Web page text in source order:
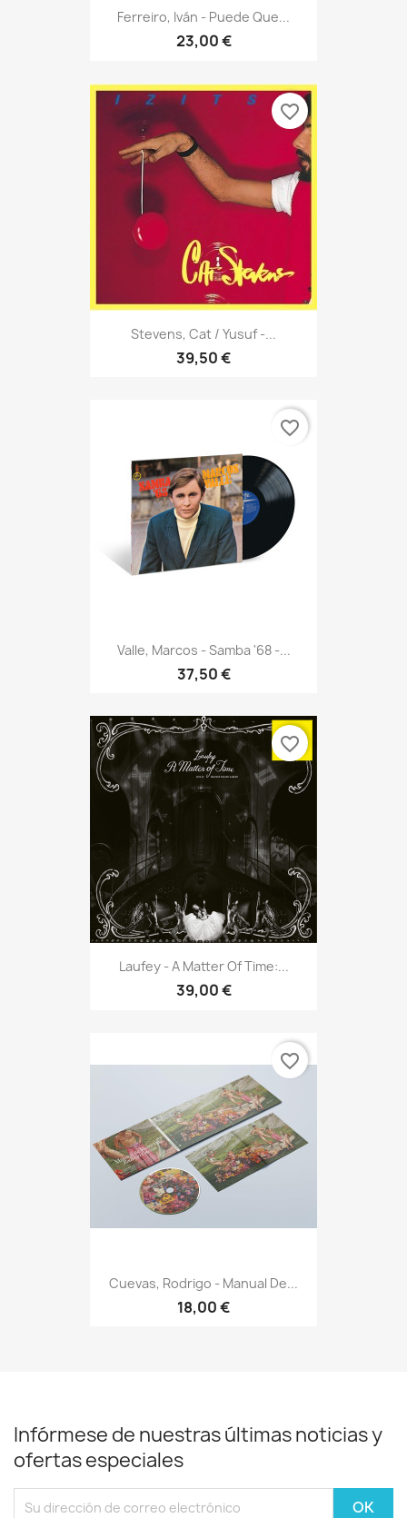
Ferreiro, Iván - Puede Que...
23,00 €
Stevens, Cat / Yusuf -...
39,50 €
favorite_border
Valle, Marcos - Samba '68 -...
37,50 €
favorite_border
Laufey - A Matter Of Time:...
39,00 €
favorite_border
Cuevas, Rodrigo - Manual De...
18,00 €
favorite_border
Infórmese de nuestras últimas noticias y
ofertas especiales